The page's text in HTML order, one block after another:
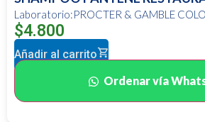
Laboratorio:PROCTER & GAMBLE
$4.800
Añadir al carrito
Ordenar vía